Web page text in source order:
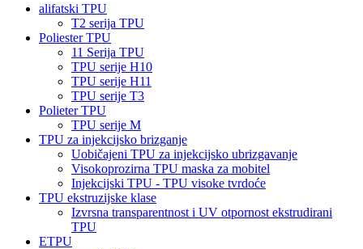
alifatski TPU
T2 serija TPU
Poliester TPU
11 Serija TPU
TPU serije H10
TPU serije H11
TPU serije T3
Polieter TPU
TPU serije M
TPU za injekcijsko brizganje
Uobičajeni TPU za injekcijsko ubrizgavanje
Visokoprozirna TPU maska ​​za mobitel
Injekcijski TPU - TPU visoke tvrdoće
TPU ekstruzijske klase
Izvrsna transparentnost i UV otpornost ekstrudirani
TPU
ETPU